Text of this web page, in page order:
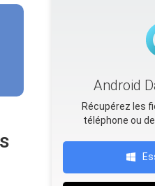
Android
Récupérez les
téléphone ou